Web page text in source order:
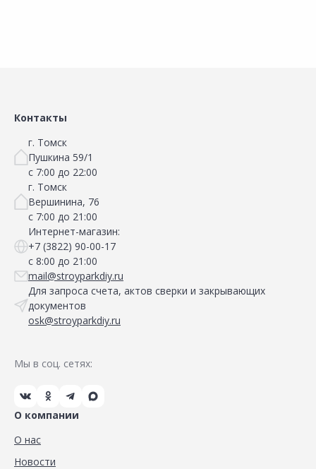
Контакты
г. Томск
Пушкина 59/1
с 7:00 до 22:00
г. Томск
Вершинина, 76
с 7:00 до 21:00
Интернет-магазин:
+7 (3822) 90-00-17
с 8:00 до 21:00
mail@stroyparkdiy.ru
Для запроса счета, актов сверки и закрывающих
документов
osk@stroyparkdiy.ru
Мы в соц. сетях:
О компании
О нас
Новости